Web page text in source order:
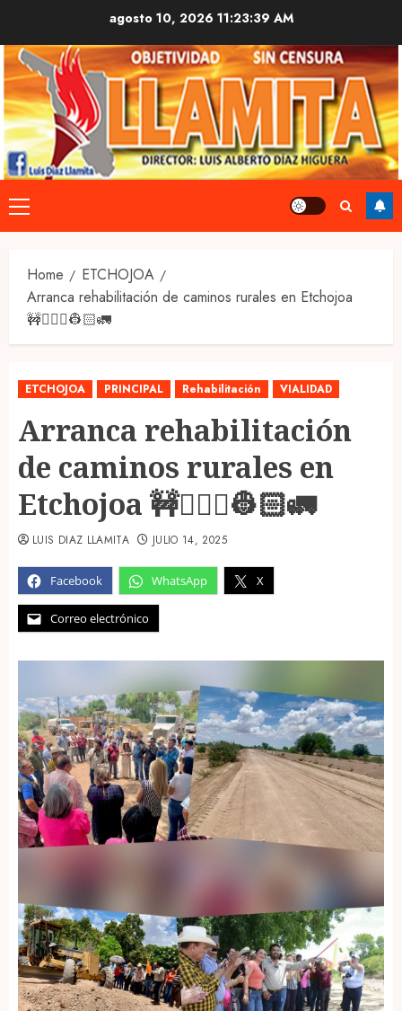
content
agosto 10, 2026 11:23:40 AM
Primary
Menu
Home
ETCHOJOA
Arranca rehabilitación de caminos rurales en Etchojoa
🚧👷🏻‍♂️👷🏻🚛
ETCHOJOA PRINCIPAL Rehabilitación VIALIDAD
Arranca rehabilitación
de caminos rurales en
Etchojoa 🚧👷🏻‍♂️👷🏻🚛
Facebook WhatsApp X
Correo electrónico
LUIS DIAZ LLAMITA JULIO 14, 2025